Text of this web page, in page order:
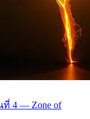
ที่ 4 — Zone of